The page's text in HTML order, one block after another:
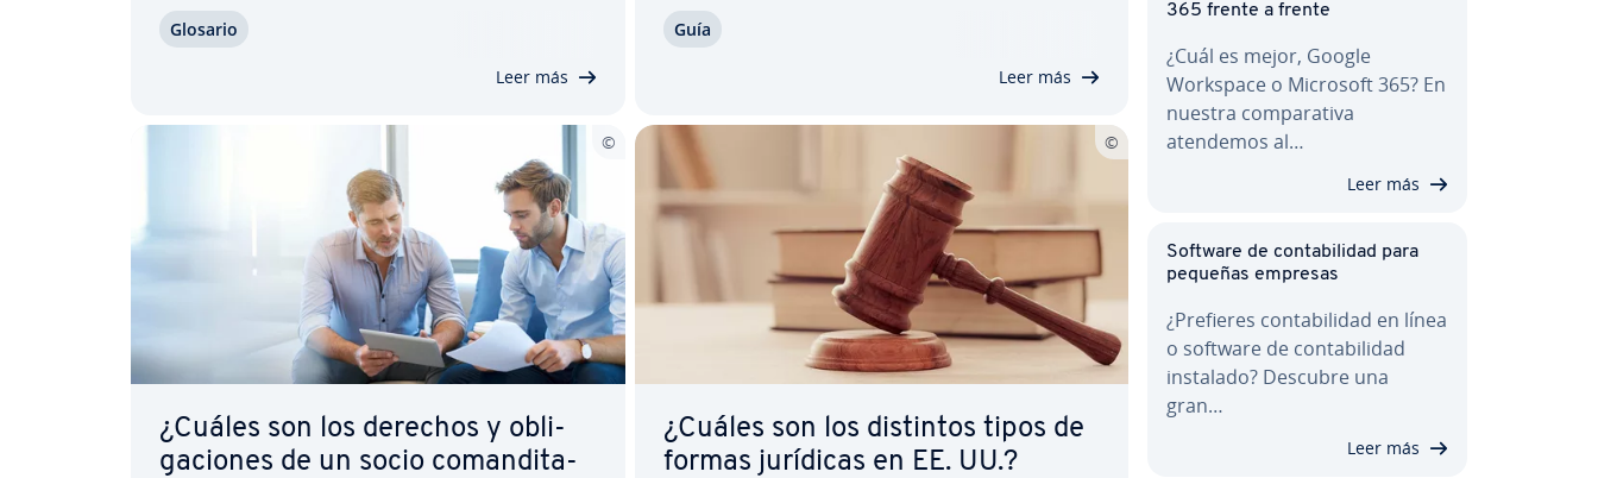
di­cio­nes de contratar para que no se pe­r­ju­di­
Glosario
Leer más
precio, es­pe­cia­l­me­n­te si es conocido y percibido
Guía
Leer más
¿Cuáles son los derechos y obli­
ga­cio­nes de un socio co­ma­n­di­ta­
¿Cuáles son los distintos tipos de
formas jurídicas en EE. UU.?
365 frente a frente
¿Cuál es mejor, Google
Workspace o Microsoft 365? En
nuestra co­m­pa­ra­ti­va
atendemos al…
Leer más
Software de co­n­ta­bi­li­dad para
pequeñas empresas
¿Prefieres co­n­ta­bi­li­dad en línea
o software de co­n­ta­bi­li­dad
instalado? Descubre una
gran…
Leer más